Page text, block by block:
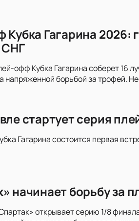
Гагарина 2026:
СНГ
офф Кубка Гагарина соберет 16
напряженной борьбой за трофей.
стартует серия
Гагарина состоится первая
начинает борьбу за
открывает серию 1/8